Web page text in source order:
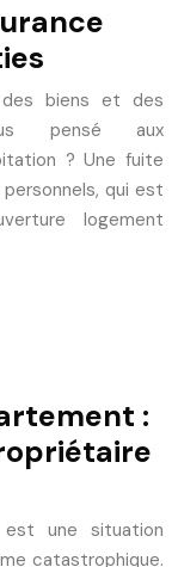
biens et des
pensé aux
? Une fuite
qui est
logement
:
une situation
catastrophique.